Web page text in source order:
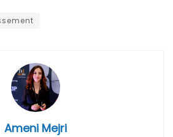
Ameni Mejri